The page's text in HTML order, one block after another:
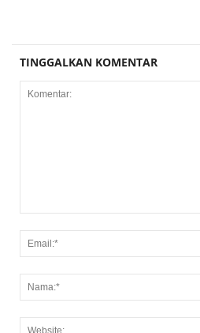
TINGGALKAN KOMENTAR